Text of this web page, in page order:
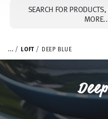
SEARCH FOR
... LOFT DEEP BLUE